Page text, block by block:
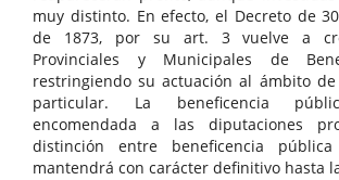
muy distinto. En efecto, el Decreto de
de 1873, por su art. 3 vuelve a
Provinciales y Municipales de
restringiendo su actuación al ámbito
particular. La beneficencia
encomendada a las diputaciones
distinción entre beneficencia
mantendrá con carácter definitivo hasta